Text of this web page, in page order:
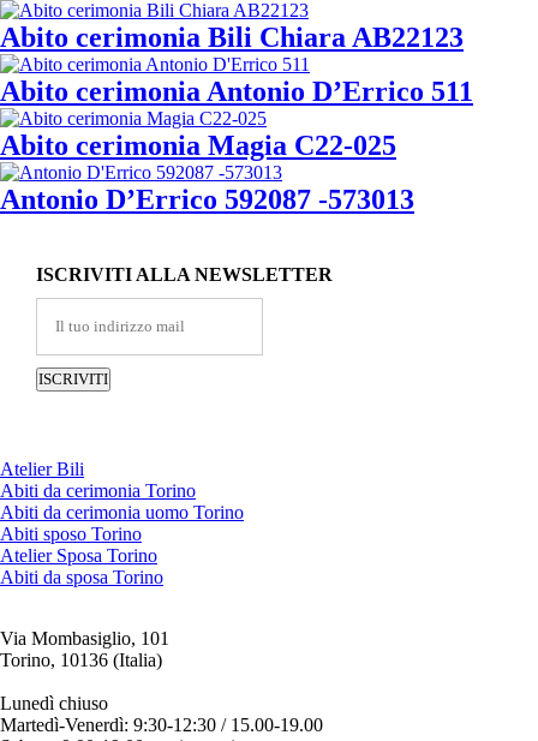
Abito cerimonia Bili Chiara AB22123
Abito cerimonia Antonio D’Errico 511
Abito cerimonia Magia C22-025
Antonio D’Errico 592087 -573013
ISCRIVITI ALLA NEWSLETTER
Atelier Bili
Abiti da cerimonia Torino
Abiti da cerimonia uomo Torino
Abiti sposo Torino
Atelier Sposa Torino
Abiti da sposa Torino
Via Mombasiglio, 101
Torino, 10136 (Italia)
Lunedì chiuso
Martedì-Venerdì: 9:30-12:30 / 15.00-19.00